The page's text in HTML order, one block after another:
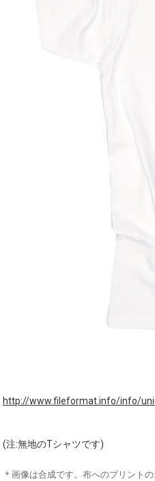
http://www.fileformat.info/info/
(注:無地のTシャツです)
＊画像は合成です。布へのプリント